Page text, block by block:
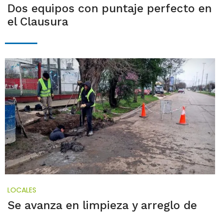
Dos equipos con puntaje perfecto en
el Clausura
LOCALES
Se avanza en limpieza y arreglo de